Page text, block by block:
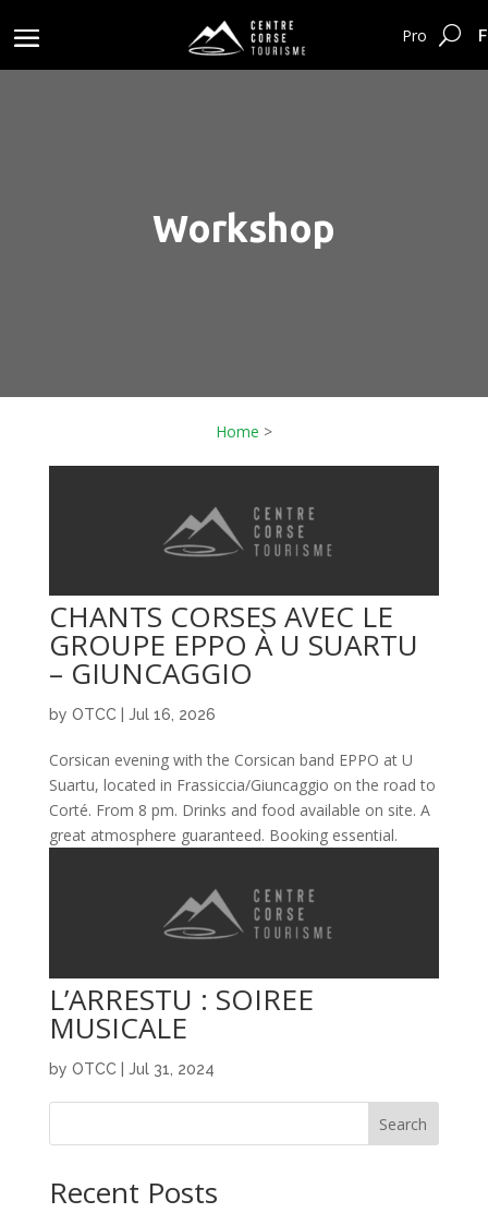
Pro
Workshop
Home >
CHANTS CORSES AVEC LE
GROUPE EPPO À U SUARTU
– GIUNCAGGIO
by OTCC| Jul 16, 2026
Corsican evening with the Corsican band EPPO at U
Suartu, located in Frassiccia/Giuncaggio on the road to
Corté. From 8 pm. Drinks and food available on site. A
great atmosphere guaranteed. Booking essential.
L’ARRESTU : SOIREE
MUSICALE
by OTCC| Jul 31, 2024
Search
Recent Posts